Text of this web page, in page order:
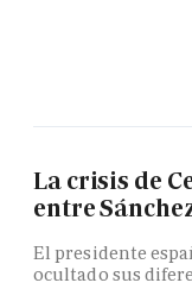
La crisis de
entre
El presidente
ocultado sus